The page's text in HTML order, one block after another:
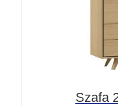
Szafa